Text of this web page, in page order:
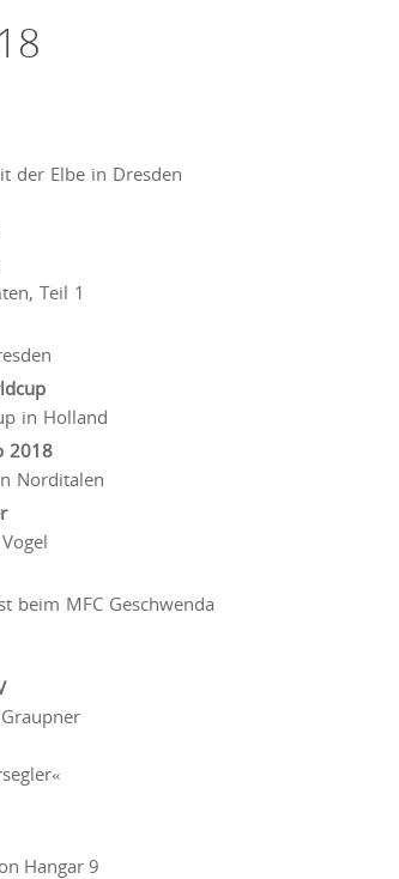
der Elbe in Dresden
Teil 1
in Holland
2018
Norditalen
beim MFC Geschwenda
Hangar 9